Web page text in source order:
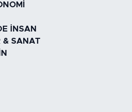
İNSAN
& SANAT